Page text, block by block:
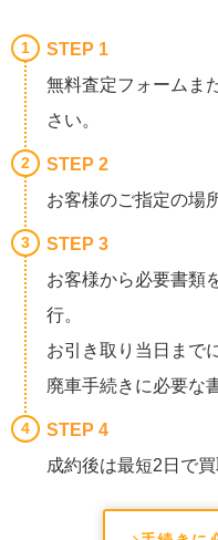
STEP 1
無料査定フォームま
さい。
STEP 2
お客様のご指定の場
STEP 3
お客様から必要書類
行。
お引き取り当日まで
廃車手続きに必要な
STEP 4
成約後は最短2日で